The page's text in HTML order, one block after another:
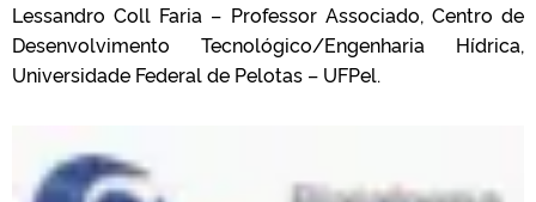
Lessandro Coll Faria – Professor Associado, Centro de
Desenvolvimento Tecnológico/Engenharia Hídrica,
Universidade Federal de Pelotas – UFPel.